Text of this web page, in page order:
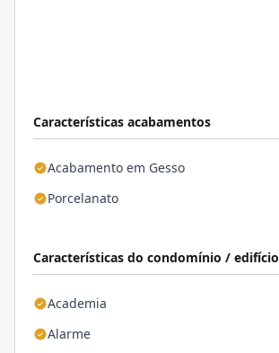
Características acabamentos
Acabamento em Gesso
Porcelanato
Características do condomínio / edifício
Academia
Alarme